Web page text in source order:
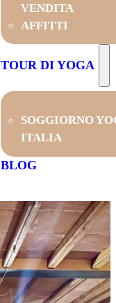
VENDITA
AFFITTI
TOUR DI YOGA
SOGGIORNO
ITALIA
BLOG